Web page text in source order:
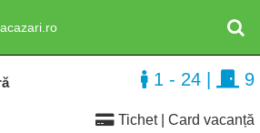
Tichet | Card vacanță
1 - 24 9